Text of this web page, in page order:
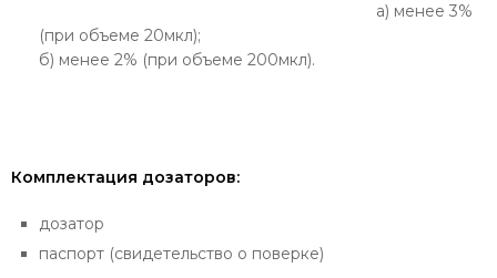
а) менее 3%
(при объеме 20мкл);
б) менее 2% (при объеме 200мкл).
Комплектация дозаторов:
дозатор
паспорт (свидетельство о поверке)